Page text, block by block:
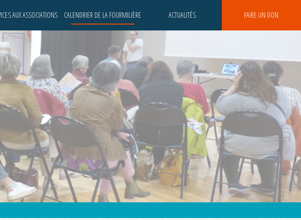
AUX ASSOCIATIONS CALENDRIER DE LA FOURMILIÈRE ACTUALITÉS FAIRE UN DON